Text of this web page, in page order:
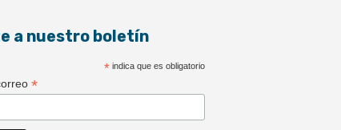
a nuestro boletín
* indica que es obligatorio
*